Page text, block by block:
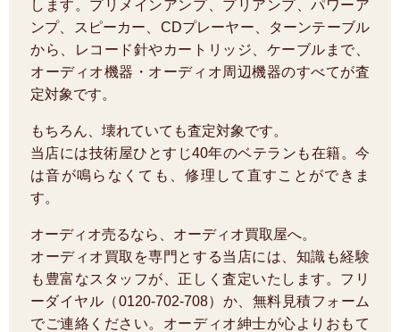
します。プリメインアンプ、プリアンプ、パワーア
ンプ、スピーカー、CDプレーヤー、ターンテーブル
から、レコード針やカートリッジ、ケーブルまで、
オーディオ機器・オーディオ周辺機器のすべてが査
定対象です。
もちろん、壊れていても査定対象です。
当店には技術屋ひとすじ40年のベテランも在籍。今
は音が鳴らなくても、修理して直すことができま
す。
オーディオ売るなら、オーディオ買取屋へ。
オーディオ買取を専門とする当店には、知識も経験
も豊富なスタッフが、正しく査定いたします。フリ
ーダイヤル（0120-702-708）か、無料見積フォーム
でご連絡ください。オーディオ紳士が心よりおもて